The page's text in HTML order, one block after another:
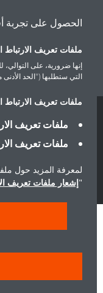
حلول
حول دايكن
سياسة خصوصية البيانات
الحصول على تجربة
ملفات تعريف الارتباط
إنها ضرورية، على التوالي،
التي ستطلبها ("الحد الأدنى
ملفات تعريف الارتباط
ملفات تعريف
ملفات تعريف
لمعرفة المزيد حول
إشعار ملفات تعريف